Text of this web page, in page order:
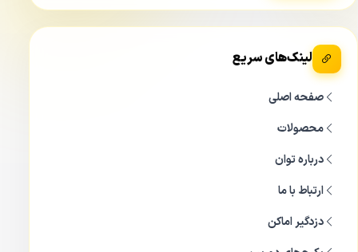
صفحه ۸ بخشی کمک می کند.
پورت های صدا دستگاه داهوا XVR 5108 Hs Dahua
یکی از آپشن هایی که کاربران در هنگام خرید یک سیستم
باشد. برای دریافت صدا شما نیاز به میکروفون دارید.
نتیجه توانست دوربین های صدا دار را طراحی و به بازار معرفی
کند.
لینک‌های سریع
صفحه اصلی
محصولات
درباره توان
ارتباط با ما
دزدگیر اماکن